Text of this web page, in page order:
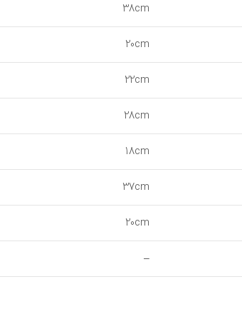
38cm
20cm
22cm
28cm
18cm
37cm
20cm
–